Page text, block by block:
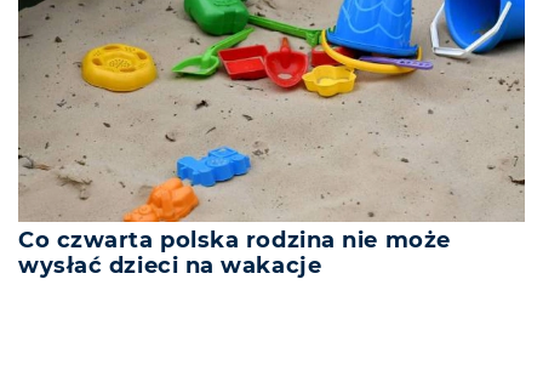
Co czwarta polska rodzina nie może
wysłać dzieci na wakacje